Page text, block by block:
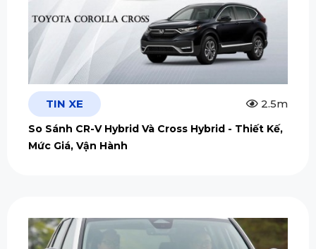
TIN XE 2.5m
So Sánh CR-V Hybrid Và Cross Hybrid - Thiết Kế,
Mức Giá, Vận Hành